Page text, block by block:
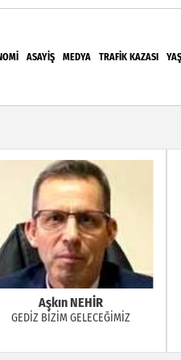
ASAYIŞ MEDYA TRAFIK KAZASI
Gidiyor: Başkan Baki
Av. Elvan KILIÇ
ev ve otellerde gizli kamera